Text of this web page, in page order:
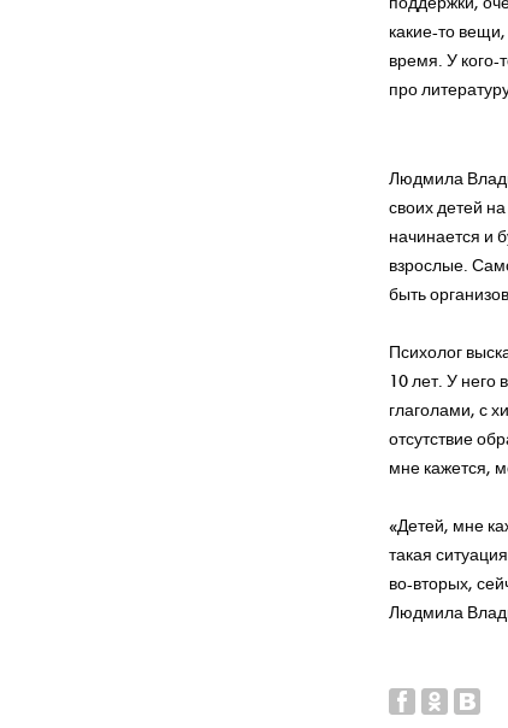
какие-то
время. У кого-
про
Людмила
своих детей
начинается и
взрослые.
быть
Психолог
10 лет. У него
глаголами, с
отсутствие
мне кажется,
«Детей, мне
такая
во-вторых,
Людмила